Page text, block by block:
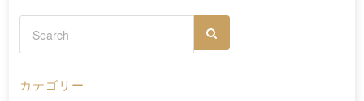
カテゴリー